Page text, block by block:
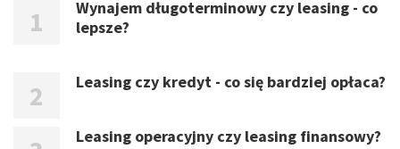
Wynajem długoterminowy czy leasing - co
lepsze?
Leasing czy kredyt - co się bardziej opłaca?
Leasing operacyjny czy leasing finansowy?